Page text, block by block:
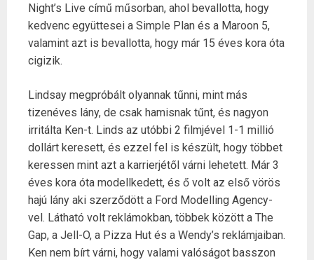
Night’s Live című műsorban, ahol bevallotta, hogy
kedvenc együttesei a Simple Plan és a Maroon 5,
valamint azt is bevallotta, hogy már 15 éves kora óta
cigizik.
Lindsay megpróbált olyannak tűnni, mint más
tizenéves lány, de csak hamisnak tűnt, és nagyon
irritálta Ken-t. Linds az utóbbi 2 filmjével 1-1 millió
dollárt keresett, és ezzel fel is készült, hogy többet
keressen mint azt a karrierjétől várni lehetett. Már 3
éves kora óta modellkedett, és ő volt az első vörös
hajú lány aki szerződött a Ford Modelling Agency-
vel. Látható volt reklámokban, többek között a The
Gap, a Jell-O, a Pizza Hut és a Wendy’s reklámjaiban.
Ken nem bírt várni, hogy valami valóságot basszon